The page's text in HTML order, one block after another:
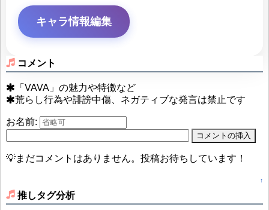
キャラ情報編集
コメント
「VAVA」の魅力や特徴など
荒らし行為や誹謗中傷、ネガティブな発言は禁止です
お名前:
💡まだコメントはありません。投稿お待ちしています！
↑
推しタグ分析